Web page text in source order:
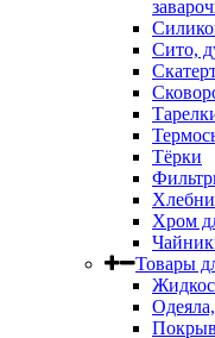
Сито,
Тёрки
Хром
Товары